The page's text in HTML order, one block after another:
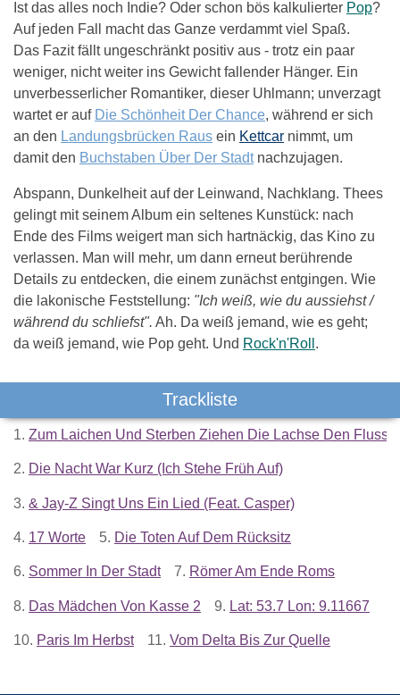
Ist das alles noch Indie? Oder schon bös kalkulierter Pop?
Auf jeden Fall macht das Ganze verdammt viel Spaß.
Das Fazit fällt ungeschränkt positiv aus - trotz ein paar
weniger, nicht weiter ins Gewicht fallender Hänger. Ein
unverbesserlicher Romantiker, dieser Uhlmann; unverzagt
wartet er auf Die Schönheit Der Chance, während er sich
an den Landungsbrücken Raus ein Kettcar nimmt, um
damit den Buchstaben Über Der Stadtnachzujagen.
Abspann, Dunkelheit auf der Leinwand, Nachklang. Thees
gelingt mit seinem Album ein seltenes Kunstück: nach
Ende des Films weigert man sich hartnäckig, das Kino zu
verlassen. Man will mehr, um dann erneut berührende
Details zu entdecken, die einem zunächst entgingen. Wie
die lakonische Feststellung: "Ich weiß, wie du aussiehst /
während du schliefst". Ah. Da weiß jemand, wie es geht;
da weiß jemand, wie Pop geht. Und Rock'n'Roll .
Trackliste
1. Zum Laichen Und Sterben Ziehen Die Lachse Den Fluss
2. Die Nacht War Kurz (Ich Stehe Früh Auf)
3. & Jay-Z Singt Uns Ein Lied (Feat. Casper)
4. 17 Worte 5. Die Toten Auf Dem Rücksitz
6. Sommer In Der Stadt 7. Römer Am Ende Roms
8. Das Mädchen Von Kasse 2 9. Lat: 53.7 Lon: 9.11667
10. Paris Im Herbst 11. Vom Delta Bis Zur Quelle